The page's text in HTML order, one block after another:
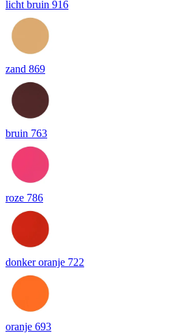
licht bruin 916
zand 869
bruin 763
roze 786
donker oranje 722
oranje 693